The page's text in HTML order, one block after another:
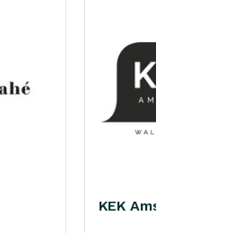
KEK Amsterdam